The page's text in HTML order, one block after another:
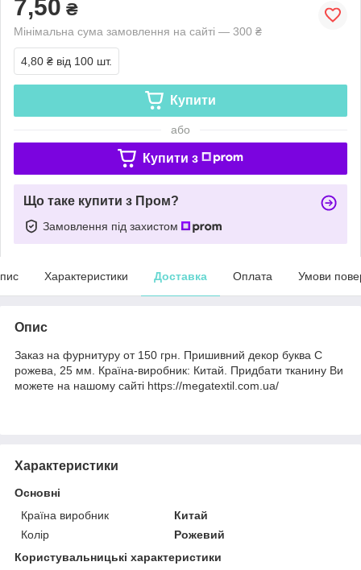
7,50 ₴
Мінімальна сума замовлення на сайті — 300 ₴
4,80 ₴ від 100 шт.
Купити
або
Купити з
Що таке купити з Пром?
Замовлення під захистом
Характеристики Доставка Оплата Умови
Опис
Заказ на фурнитуру от 150 грн. Пришивний декор буква C
рожева, 25 мм. Країна-виробник: Китай. Придбати тканину Ви
можете на нашому сайті https://megatextil.com.ua/
Характеристики
Основні
Країна виробник
Китай
Колір
Рожевий
Користувальницькі характеристики